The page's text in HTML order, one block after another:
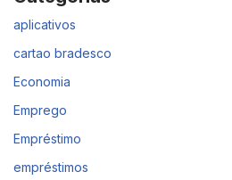
aplicativos
cartao bradesco
Economia
Emprego
Empréstimo
empréstimos